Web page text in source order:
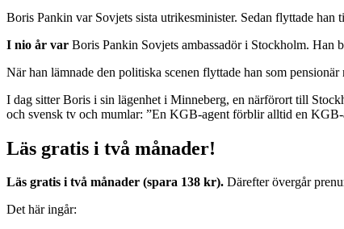
Boris Pankin var Sovjets sista utrikesminister. Sedan flyttade
I nio år var Boris Pankin Sovjets ambassadör i Stockholm. Han
När han lämnade den politiska scenen flyttade han som
I dag sitter Boris i sin lägenhet i Minneberg, en närförort till
och svensk tv och mumlar: ”En KGB-agent förblir alltid en KGB-
Läs gratis i två månader!
Läs gratis i två månader (spara 138 kr). Därefter övergår
Det här ingår: